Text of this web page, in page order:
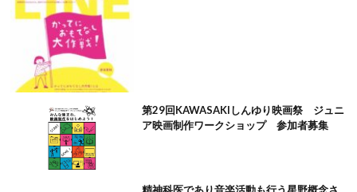
第29回KAWASAKIしんゆり映画祭 ジュニ
ア映画制作ワークショップ 参加者募集